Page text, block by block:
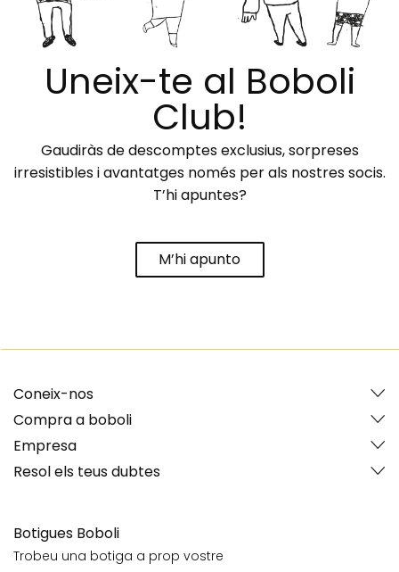
Uneix-te al Boboli
Club!
Gaudiràs de descomptes exclusius, sorpreses
irresistibles i avantatges només per als nostres socis.
T’hi apuntes?
M’hi apunto
Coneix-nos
Compra a boboli
Empresa
Resol els teus dubtes
Botigues Boboli
Trobeu una botiga a prop vostre